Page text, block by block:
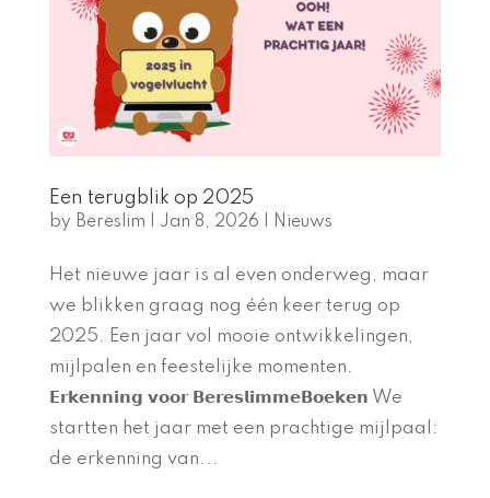
Een terugblik op 2025
by Bereslim Jan 8, 2026 Nieuws
Het nieuwe jaar is al even onderweg, maar
we blikken graag nog één keer terug op
2025. Een jaar vol mooie ontwikkelingen,
mijlpalen en feestelijke momenten.
𝗘𝗿𝗸𝗲𝗻𝗻𝗶𝗻𝗴 𝘃𝗼𝗼𝗿 𝗕𝗲𝗿𝗲𝘀𝗹𝗶𝗺𝗺𝗲𝗕𝗼𝗲𝗸𝗲𝗻 We
startten het jaar met een prachtige mijlpaal:
de erkenning van...